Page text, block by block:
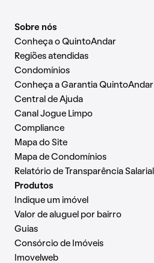
Sobre nós
Conheça o QuintoAndar
Regiões atendidas
Condomínios
Conheça a Garantia QuintoAndar
Central de Ajuda
Canal Jogue Limpo
Compliance
Mapa do Site
Mapa de Condomínios
Relatório de Transparência Salarial
Produtos
Indique um imóvel
Valor de aluguel por bairro
Guias
Consórcio de Imóveis
Imovelweb